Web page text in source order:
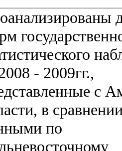
- 2009гг.,
с
в
по